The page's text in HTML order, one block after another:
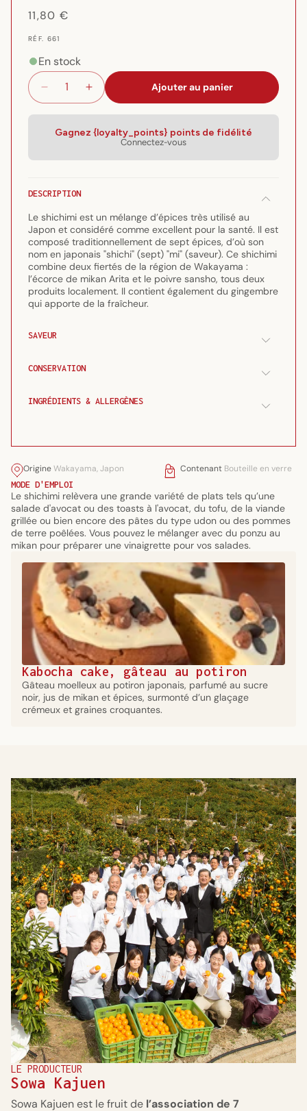
Prix
habituel
11,80 €
RÉF.
}}:
RÉF. 661
En stock
Réduire
la
de
au
-
de
7
épices
18g
Augmenter
la
de
Shichimi
au
de
7
épices
18g
Ajouter au panier
Gagnez {loyalty_points} points de fidélité
Connectez-vous
DESCRIPTION
Le shichimi est un mélange d’épices très utilisé au
Japon et considéré comme excellent pour la santé. Il est
composé traditionnellement de sept épices, d’où son
nom en japonais "shichi" (sept) "mi" (saveur). Ce shichimi
combine deux fiertés de la région de Wakayama :
l’écorce de mikan Arita et le poivre sansho, tous deux
produits localement. Il contient également du gingembre
qui apporte de la fraîcheur.
SAVEUR
CONSERVATION
INGRÉDIENTS & ALLERGÈNES
OrigineWakayama, Japon Contenant Bouteille en verre
MODE D'EMPLOI
Le shichimi relèvera une grande variété de plats tels qu’une
salade d'avocat ou des toasts à l'avocat, du tofu, de la viande
grillée ou bien encore des pâtes du type udon ou des pommes
de terre poêlées. Vous pouvez le mélanger avec du ponzu au
mikan pour préparer une vinaigrette pour vos salades.
Kabocha cake, gâteau au potiron
Gâteau moelleux au potiron japonais, parfumé au sucre
noir, jus de mikan et épices, surmonté d’un glaçage
crémeux et graines croquantes.
LE PRODUCTEUR
Sowa Kajuen
Sowa Kajuen est le fruit de l’association de 7